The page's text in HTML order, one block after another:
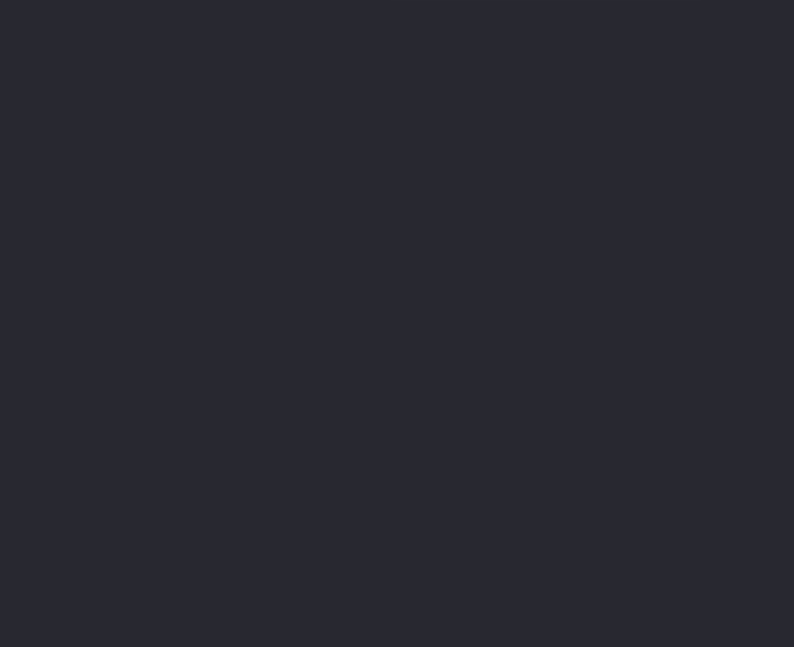
Zweite Modellgeneration der